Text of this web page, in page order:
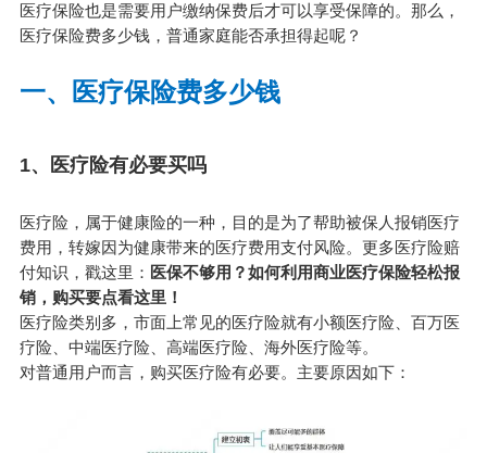
医疗保险也是需要用户缴纳保费后才可以享受保障的。那么，
医疗保险费多少钱，普通家庭能否承担得起呢？
一、医疗保险费多少钱
1、 医疗险有必要买吗
医疗险，属于健康险的一种，目的是为了帮助被保人报销医疗
费用，转嫁因为健康带来的医疗费用支付风险。更多医疗险赔
付知识，戳这里： 医保不够用？如何利用商业医疗保险轻松报
销，购买要点看这里！
医疗险类别多，市面上常见的医疗险就有小额医疗险、百万医
疗险、中端医疗险、高端医疗险、海外医疗险等。
对普通用户而言，购买医疗险有必要。主要原因如下：